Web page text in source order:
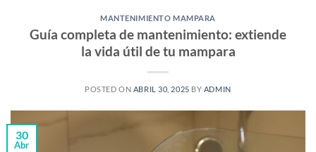
MANTENIMIENTO MAMPARA
Guía completa de mantenimiento: extiende
la vida útil de tu mampara
POSTED ON ABRIL 30, 2025 BY ADMIN
30
Abr